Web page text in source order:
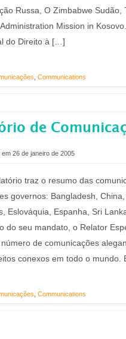
Russa, O Zimbabwe
Mission in
do Direito à […]
Communications
de
em 26 de janeiro de 2005
traz o resumo das
governos: Bangladesh,
Eslováquia, Espanha, Sri
do seu mandato, o Relator
de comunicações
conexos em todo o
Communications